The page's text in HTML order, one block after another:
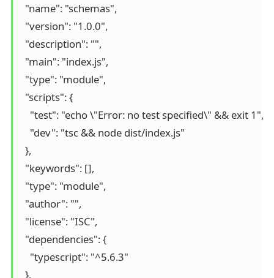
  "name": "schemas",
  "version": "1.0.0",
  "description": "",
  "main": "index.js",
  "type": "module",
  "scripts": {
    "test": "echo \"Error: no test specified\" && exit 1",
    "dev": "tsc && node dist/index.js"
  },
  "keywords": [],
  "type": "module",
  "author": "",
  "license": "ISC",
  "dependencies": {
    "typescript": "^5.6.3"
  },